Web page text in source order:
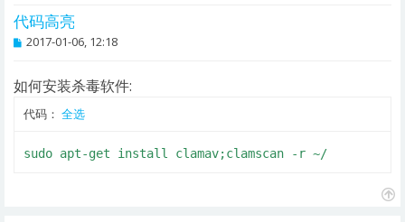
代码高亮
帖
2017-01-06, 12:18
如何安装杀毒软件:
代码： 全选
sudo apt-get install clamav;clamscan -r ~/